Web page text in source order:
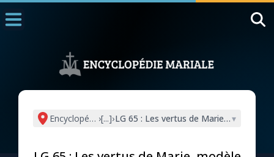
Encyclopédie mariale
›[...]›LG 65 : Les vertus de Marie, modèle
▾